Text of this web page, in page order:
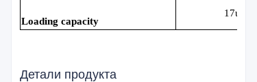
Loading capacity
Детали продукта